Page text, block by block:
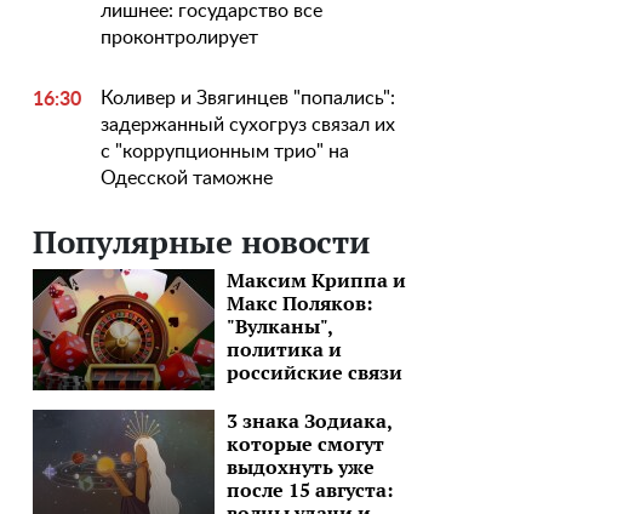
лишнее: государство все
проконтролирует
16:30
Коливер и Звягинцев "попались":
задержанный сухогруз связал их
с "коррупционным трио" на
Одесской таможне
Популярные новости
Максим Криппа и
Макс Поляков:
"Вулканы",
политика и
российские связи
3 знака Зодиака,
которые смогут
выдохнуть уже
после 15 августа: